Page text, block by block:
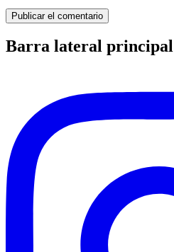
Barra lateral principal